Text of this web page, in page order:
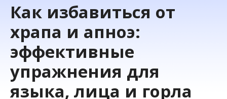
Как избавиться от
храпа и апноэ:
эффективные
упражнения для
языка, лица и горла